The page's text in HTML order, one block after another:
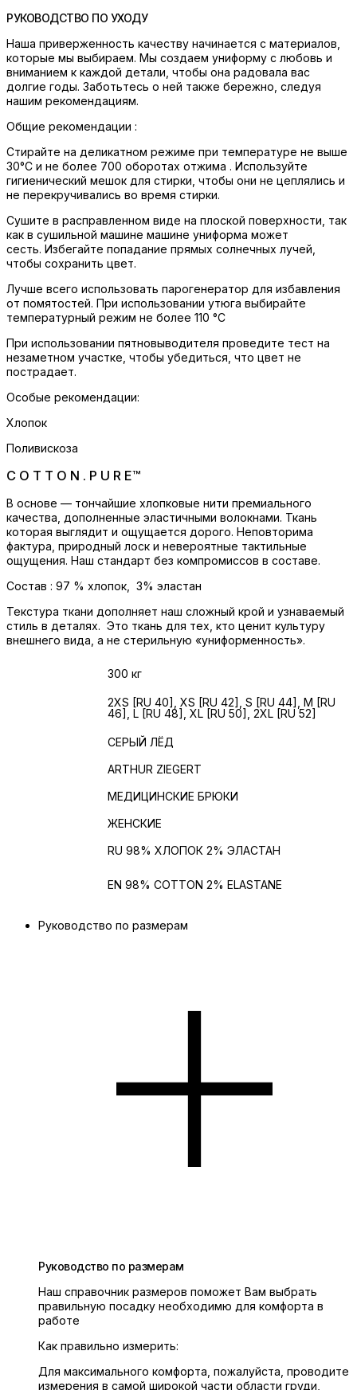
РУКОВОДСТВО ПО УХОДУ
Наша приверженность качеству начинается с материалов,
которые мы выбираем. Мы создаем униформу с любовь и
вниманием к каждой детали, чтобы она радовала вас
долгие годы. Заботьтесь о ней также бережно, следуя
нашим рекомендациям.
Общие рекомендации :
Стирайте на деликатном режиме при температуре не выше
30°C и не более 700 оборотах отжима . Используйте
гигиенический мешок для стирки, чтобы они не цеплялись и
не перекручивались во время стирки.
Сушите в расправленном виде на плоской поверхности, так
как в сушильной машине машине униформа может
сесть. Избегайте попадание прямых солнечных лучей,
чтобы сохранить цвет.
Лучше всего использовать парогенератор для избавления
от помятостей. При использовании утюга выбирайте
температурный режим не более 110 °C
При использовании пятновыводителя проведите тест на
незаметном участке, чтобы убедиться, что цвет не
пострадает.
Особые рекомендации:
Хлопок
Поливискоза
C O T T O N . P U R E™
В основе — тончайшие хлопковые нити премиального
качества, дополненные эластичными волокнами. Ткань
которая выглядит и ощущается дорого. Неповторима
фактура, природный лоск и невероятные тактильные
ощущения. Наш стандарт без компромиссов в составе.
Состав : 97 % хлопок, 3% эластан
Текстура ткани дополняет наш сложный крой и узнаваемый
стиль в деталях. Это ткань для тех, кто ценит культуру
внешнего вида, а не стерильную «униформенность».
300 кг
2XS [RU 40], XS [RU 42], S [RU 44], M [RU
46], L [RU 48], XL [RU 50], 2XL [RU 52]
СЕРЫЙ ЛЁД
ARTHUR ZIEGERT
МЕДИЦИНСКИЕ БРЮКИ
ЖЕНСКИЕ
RU 98% ХЛОПОК 2% ЭЛАСТАН
EN 98% COTTON 2% ELASTANE
Руководство по размерам
Руководство по размерам
Наш справочник размеров поможет Вам выбрать
правильную посадку необходимю для комфорта в
работе
Как правильно измерить:
Для максимального комфорта, пожалуйста, проводите
измерения в самой широкой части области груди,